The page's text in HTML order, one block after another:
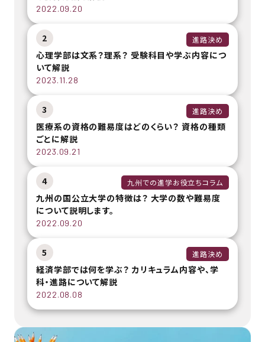
2022.09.20
2 進路決め
心理学部は文系？理系？ 受験科目や学ぶ内容につ
いて解説
2023.11.28
3 進路決め
医療系の資格の難易度はどのくらい？ 資格の種類
ごとに解説
2023.09.21
4 九州での進学お役立ちコラム
九州の国公立大学の特徴は？ 大学の数や難易度
について説明します。
2022.09.20
5 進路決め
経済学部では何を学ぶ？ カリキュラム内容や、学
科・進路について解説
2022.08.08